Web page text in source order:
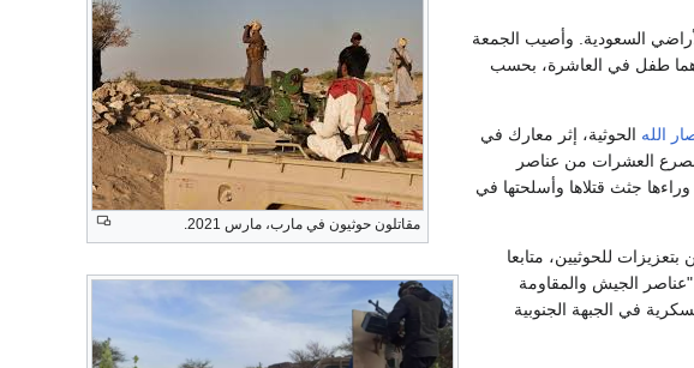
مقاتلون حوثيون في مارب، مارس 2021.
السعودية. وأصيب الجمعة
طفل في العاشرة، بحسب
الله الحوثية، إثر معارك في
العشرات من عناصر
جثث قتلاها وأسلحتها في
للحوثيين، متابعا
الجيش والمقاومة
في الجبهة الجنوبية